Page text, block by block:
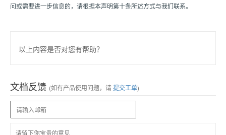
问或需要进一步信息的，请根据本声明第十条所述方式与我们联系。
以上内容是否对您有帮助？
文档反馈 (如有产品使用问题，请提交工单)